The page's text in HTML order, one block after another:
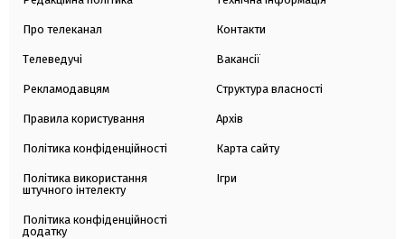
Про телеканал
Телеведучі
Рекламодавцям
Правила користування
Політика конфіденційності
Політика використання
штучного інтелекту
Політика конфіденційності
додатку
Контакти
Вакансії
Структура власності
Архів
Карта сайту
Ігри